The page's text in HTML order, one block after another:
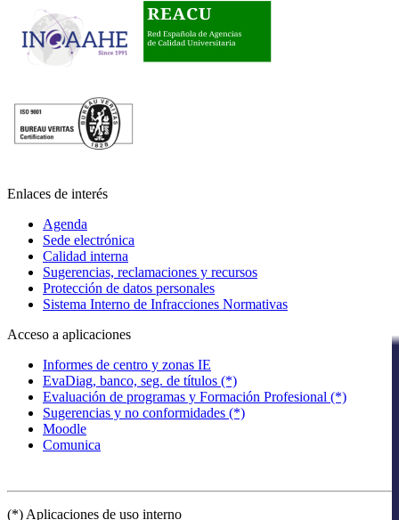
Enlaces de interés
Agenda
Sede electrónica
Calidad interna
Sugerencias, reclamaciones y recursos
Protección de datos personales
Sistema Interno de Infracciones Normativas
Acceso a aplicaciones
Informes de centro y zonas IE
EvaDiag, banco, seg. de títulos (*)
Evaluación de programas y Formación Profesional (*)
Sugerencias y no conformidades (*)
Moodle
Comunica
(*) Aplicaciones de uso interno